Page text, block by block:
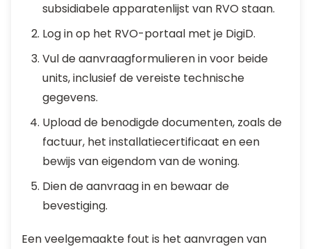
subsidiabele apparatenlijst van RVO staan.
Log in op het RVO-portaal met je DigiD.
Vul de aanvraagformulieren in voor beide
units, inclusief de vereiste technische
gegevens.
Upload de benodigde documenten, zoals de
factuur, het installatiecertificaat en een
bewijs van eigendom van de woning.
Dien de aanvraag in en bewaar de
bevestiging.
Een veelgemaakte fout is het aanvragen van